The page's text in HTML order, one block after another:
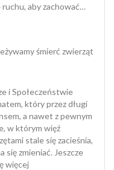
aby zachować…
śmierć zwierząt
i Społeczeństwie
który przez długi
a nawet z pewnym
w którym więź
stale się zacieśnia,
się zmieniać. Jeszcze
więcej: